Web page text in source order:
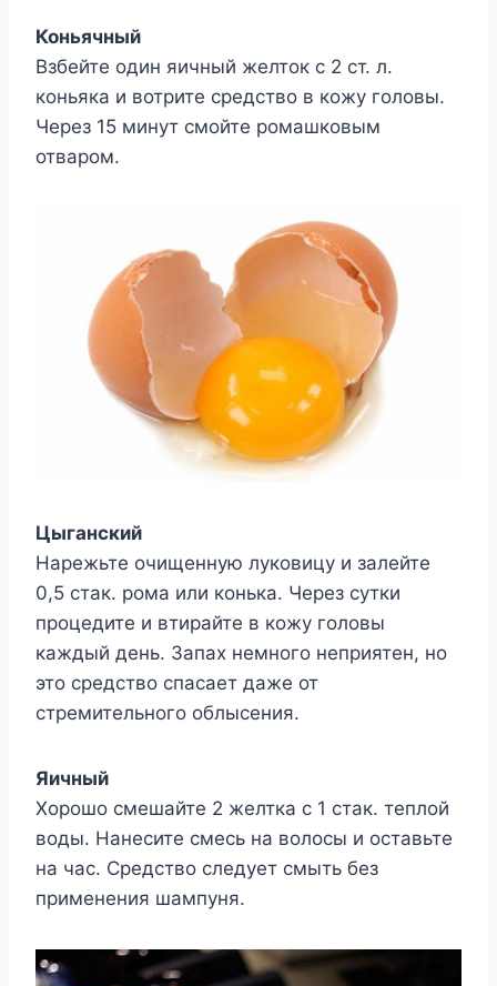
Коньячный
Взбейте один яичный желток с 2 ст. л.
коньяка и вотрите средство в кожу головы.
Через 15 минут смойте ромашковым
отваром.
Цыганский
Нарежьте очищенную луковицу и залейте
0,5 стак. рома или конька. Через сутки
процедите и втирайте в кожу головы
каждый день. Запах немного неприятен, но
это средство спасает даже от
стремительного облысения.
Яичный
Хорошо смешайте 2 желтка с 1 стак. теплой
воды. Нанесите смесь на волосы и оставьте
на час. Средство следует смыть без
применения шампуня.